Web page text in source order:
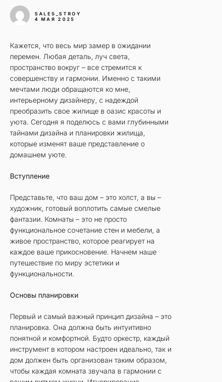
SALES_STROY
4 МАЯ 2025
Кажется, что весь мир замер в ожидании
перемен. Любая деталь, луч света,
пространство вокруг – все стремится к
совершенству и гармонии. Именно с такими
мечтами люди обращаются ко мне,
интерьерному дизайнеру, с надеждой
преобразить свое жилище в оазис красоты и
уюта. Сегодня я поделюсь с вами глубинными
тайнами дизайна и планировки жилища,
которые изменят ваше представление о
домашнем уюте.
Вступление
Представьте, что ваш дом – это холст, а вы –
художник, готовый воплотить самые смелые
фантазии. Комнаты – это не просто
функциональное сочетание стен и мебели, а
живое пространство, которое реагирует на
каждое ваше прикосновение. Начнем наше
путешествие по миру эстетики и
функциональности.
Основы планировки
Первый и самый важный принцип дизайна – это
планировка. Она должна быть интуитивно
понятной и комфортной. Будто оркестр, каждый
инструмент в котором настроен идеально, так и
дом должен быть организован таким образом,
чтобы каждая комната звучала в гармонии с